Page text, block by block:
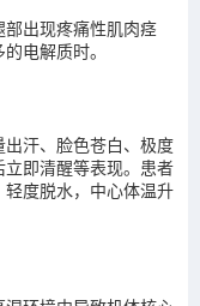
出现疼痛性肌肉痉
电解质时。
汗、脸色苍白、极度
即清醒等表现。患者
度脱水，中心体温升